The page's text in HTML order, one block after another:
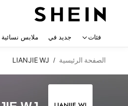
فئات جديد في ملابس نسائية
الصفحة الرئيسية /
LIANJIE WJ